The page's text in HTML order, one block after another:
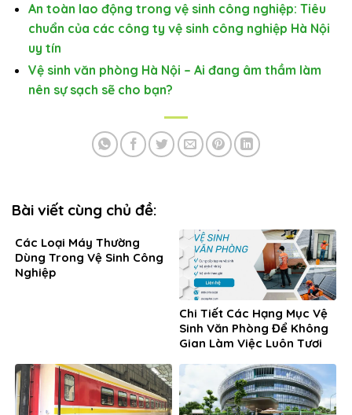
An toàn lao động trong vệ sinh công nghiệp: Tiêu
chuẩn của các công ty vệ sinh công nghiệp Hà Nội
uy tín
Vệ sinh văn phòng Hà Nội – Ai đang âm thầm làm
nên sự sạch sẽ cho bạn?
Bài viết cùng chủ đề:
Các Loại Máy Thường
Dùng Trong Vệ Sinh Công
Nghiệp
Chi Tiết Các Hạng Mục Vệ
Sinh Văn Phòng Để Không
Gian Làm Việc Luôn Tươi